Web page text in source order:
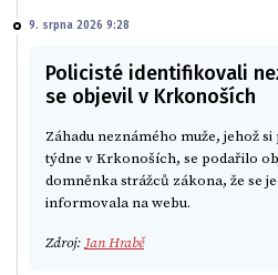
9. srpna 2026 9:28
Policisté identifikovali
se objevil v Krkonoších
Záhadu neznámého muže, jehož
týdne v Krkonoších, se podařilo
domněnka strážců zákona, že se
informovala na webu.
Zdroj: Jan Hrabě